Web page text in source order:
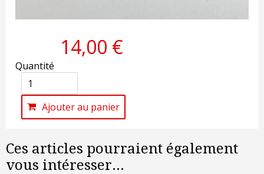
14,00 €
Quantité
Ajouter au panier
Ces articles pourraient également
vous intéresser...